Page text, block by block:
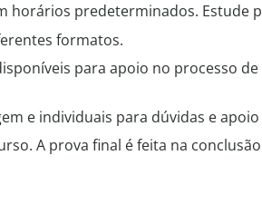
horários predeterminados. Estude
formatos.
para apoio no processo
e individuais para dúvidas e apoio
A prova final é feita na